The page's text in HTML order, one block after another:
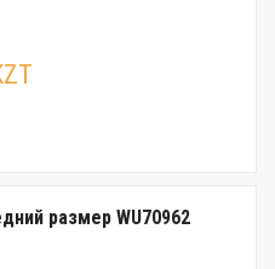
размер WU70962